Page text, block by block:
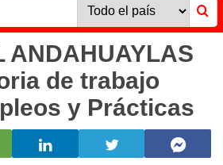
ANDAHUAYLAS
de trabajo
y Prácticas